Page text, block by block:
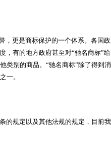
更是商标保护的一个体系。各国政
，有的地方政府甚至对“驰名商标”
类别的商品。“驰名商标”除了得到
一。
规定以及其他法规的规定，目前